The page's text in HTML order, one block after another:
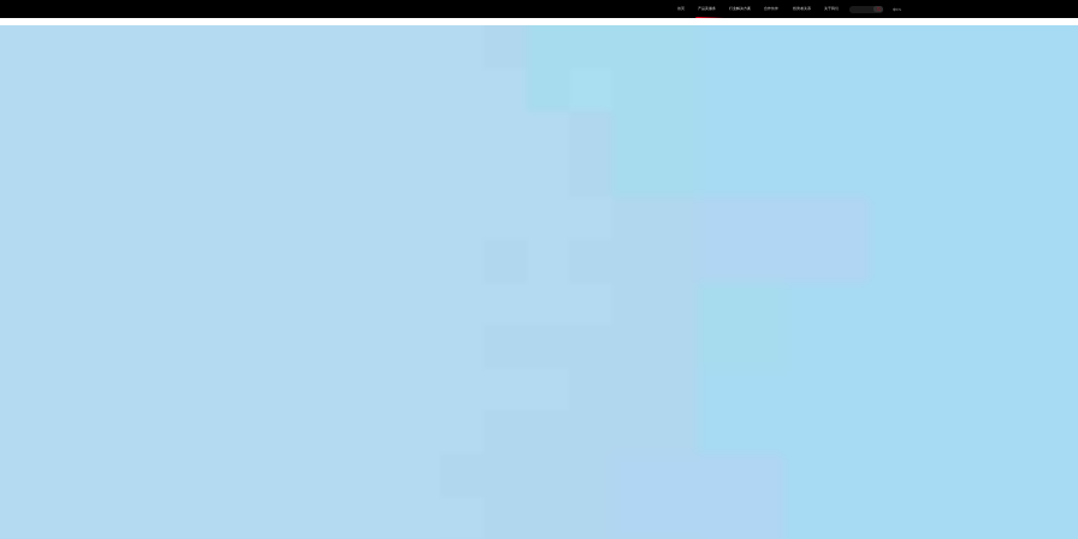
首页 产品及服务 行业解决方案 合作伙伴 投资者关系 关于我们 中EN